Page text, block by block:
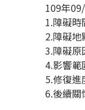
109年
1.障礙
2.障礙地
3.障礙原
4.影響範
5.修復進
6.後續關